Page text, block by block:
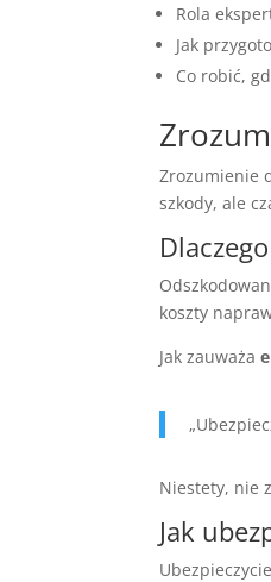
Rola
Jak
Co robić,
Zrozumienie
szkody, ale
koszty
Jak zauważa
Niestety, nie
Jak